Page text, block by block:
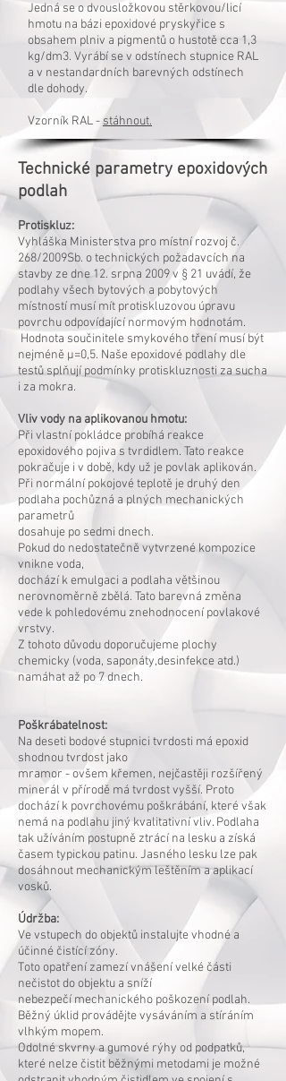
Jedná se o dvousložkovou stěrkovou/licí
hmotu na bázi epoxidové pryskyřice s
obsahem plniv a pigmentů o hustotě cca 1,3
kg/dm3. Vyrábí se v odstínech stupnice RAL
a v nestandardních barevných odstínech
dle dohody.
Vzorník RAL -stáhnout.
Technické parametry epoxidových
podlah
Protiskluz:
Vyhláška Ministerstva pro místní rozvoj č.
268/2009Sb. o technických požadavcích na
stavby ze dne 12. srpna 2009 v § 21 uvádí, že
podlahy všech bytových a pobytových
místností musí mít protiskluzovou úpravu
povrchu odpovídající normovým hodnotám.
Hodnota součinitele smykového tření musí být
nejméně μ=0,5. Naše epoxidové podlahy dle
testů splňují podmínky protiskluznosti za sucha
i za mokra.
Vliv vody na aplikovanou hmotu:
Při vlastní pokládce probíhá reakce
epoxidového pojiva s tvrdidlem. Tato reakce
pokračuje i v době, kdy už je povlak aplikován.
Při normální pokojové teplotě je druhý den
podlaha pochůzná a plných mechanických
parametrů
dosahuje po sedmi dnech.
Pokud do nedostatečně vytvrzené kompozice
vnikne voda,
dochází k emulgaci a podlaha většinou
nerovnoměrně zbělá. Tato barevná změna
vede k pohledovému znehodnocení povlakové
vrstvy.
Z tohoto důvodu doporučujeme plochy
chemicky (voda, saponáty,desinfekce atd.)
namáhat až po 7 dnech.
Poškrábatelnost:
Na deseti bodové stupnici tvrdosti má epoxid
shodnou tvrdost jako
mramor - ovšem křemen, nejčastěji rozšířený
minerál v přírodě má tvrdost vyšší. Proto
dochází k povrchovému poškrábání, které však
nemá na podlahu jiný kvalitativní vliv. Podlaha
tak užíváním postupně ztrácí na lesku a získá
časem typickou patinu. Jasného lesku lze pak
dosáhnout mechanickým leštěním a aplikací
vosků.
Údržba:
Ve vstupech do objektů instalujte vhodné a
účinné čistící zóny.
Toto opatření zamezí vnášení velké části
nečistot do objektu a sníží
nebezpečí mechanického poškození podlah.
Běžný úklid provádějte vysáváním a stíráním
vlhkým mopem.
Odolné skvrny a gumové rýhy od podpatků,
které nelze čistit běžnými metodami je možné